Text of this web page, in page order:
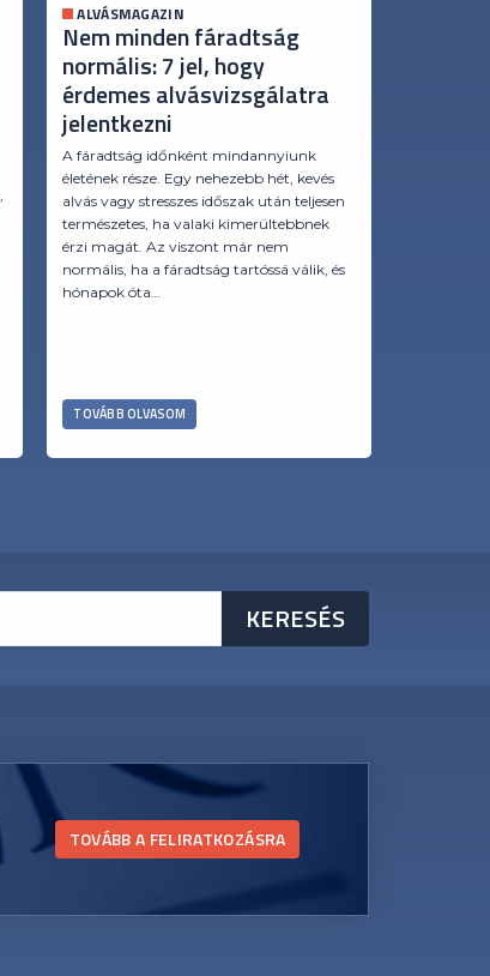
ALVÁSMAGAZIN
Nem minden fáradtság
normális: 7 jel, hogy
érdemes alvásvizsgálatra
jelentkezni
A fáradtság időnként mindannyiunk
életének része. Egy nehezebb hét, kevés
alvás vagy stresszes időszak után teljesen
természetes, ha valaki kimerültebbnek
érzi magát. Az viszont már nem
normális, ha a fáradtság tartóssá válik, és
hónapok óta…
TOVÁBB OLVASOM
TOVÁBB A FELIRATKOZÁSRA